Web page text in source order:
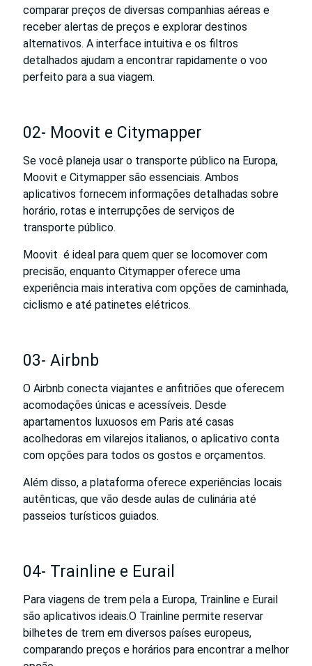
comparar preços de diversas companhias aéreas e
receber alertas de preços e explorar destinos
alternativos. A interface intuitiva e os filtros
detalhados ajudam a encontrar rapidamente o voo
perfeito para a sua viagem.
02- Moovit e Citymapper
Se você planeja usar o transporte público na Europa,
Moovit e Citymapper são essenciais. Ambos
aplicativos fornecem informações detalhadas sobre
horário, rotas e interrupções de serviços de
transporte público.
Moovit é ideal para quem quer se locomover com
precisão, enquanto Citymapper oferece uma
experiência mais interativa com opções de caminhada,
ciclismo e até patinetes elétricos.
03- Airbnb
O Airbnb conecta viajantes e anfitriões que oferecem
acomodações únicas e acessíveis. Desde
apartamentos luxuosos em Paris até casas
acolhedoras em vilarejos italianos, o aplicativo conta
com opções para todos os gostos e orçamentos.
Além disso, a plataforma oferece experiências locais
autênticas, que vão desde aulas de culinária até
passeios turísticos guiados.
04- Trainline e Eurail
Para viagens de trem pela a Europa, Trainline e Eurail
são aplicativos ideais.O Trainline permite reservar
bilhetes de trem em diversos países europeus,
comparando preços e horários para encontrar a melhor